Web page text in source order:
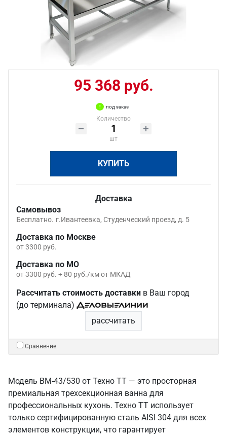
95 368 руб.
под заказ
Количество
шт
КУПИТЬ
Доставка
Самовывоз
Бесплатно. г.Ивантеевка, Студенческий проезд, д. 5
Доставка по Москве
от 3300 руб.
Доставка по МО
от 3300 руб. + 80 руб./км от МКАД
Рассчитать стоимость доставки в Ваш город
(до терминала)
рассчитать
Сравнение
Модель ВМ-43/530 от Техно ТТ — это просторная
премиальная трехсекционная ванна для
профессиональных кухонь. Техно ТТ использует
только сертифицированную сталь AISI 304 для всех
элементов конструкции, что гарантирует